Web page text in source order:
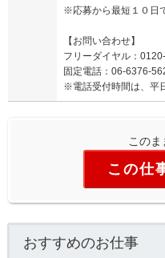
※応募から最短１０日
【お問い合わせ】
フリーダイヤル：
固定電話：06-6376-
※電話受付時間は、平
このま
この仕
おすすめのお仕事